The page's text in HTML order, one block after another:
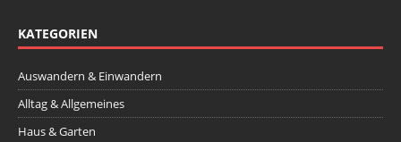
KATEGORIEN
Auswandern & Einwandern
Alltag & Allgemeines
Haus & Garten